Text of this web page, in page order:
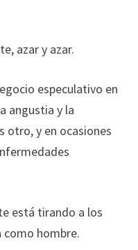
azar y azar.
especulativo en
angustia y la
otro, y en ocasiones
está tirando a los
como hombre.